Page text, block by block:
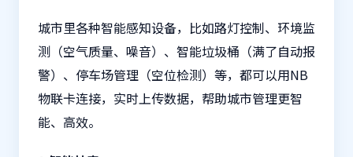
城市里各种智能感知设备，比如路灯控制、环境监
测（空气质量、噪音）、智能垃圾桶（满了自动报
警）、停车场管理（空位检测）等，都可以用NB
物联卡连接，实时上传数据，帮助城市管理更智
能、高效。